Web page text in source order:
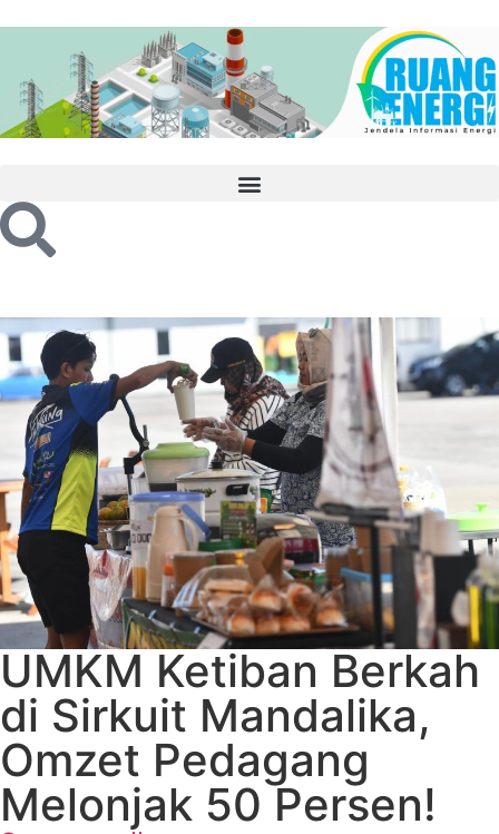
UMKM Ketiban Berkah
di Sirkuit Mandalika,
Omzet Pedagang
Melonjak 50 Persen!